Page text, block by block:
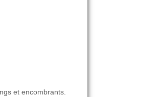
et encombrants.